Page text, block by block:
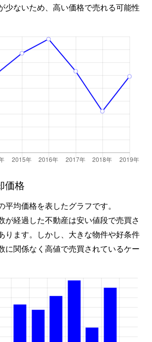
少ないため、高い価格で売れる可能性
価格
平均価格を表したグラフです。
が経過した不動産は安い値段で売買さ
ります。しかし、大きな物件や好条件
に関係なく高値で売買されているケー